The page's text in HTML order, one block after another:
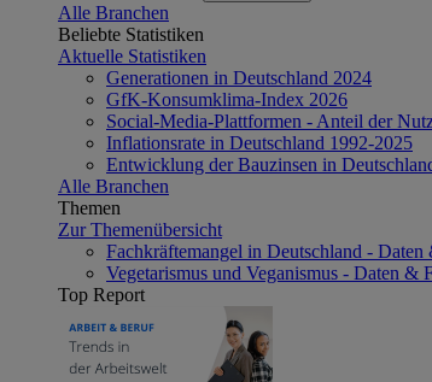
Alle Branchen
Beliebte Statistiken
Aktuelle Statistiken
Generationen in Deutschland 2024
GfK-Konsumklima-Index 2026
Social-Media-Plattformen - Anteil der
Inflationsrate in Deutschland 1992-2025
Entwicklung der Bauzinsen in
Alle Branchen
Themen
Zur Themenübersicht
Fachkräftemangel in Deutschland - Daten
Vegetarismus und Veganismus - Daten &
Top Report